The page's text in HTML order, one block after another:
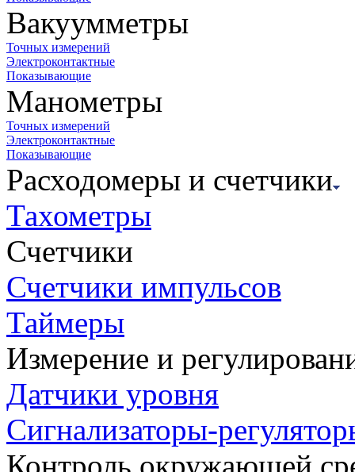
Вакуумметры
Точных измерений
Электроконтактные
Показывающие
Манометры
Точных измерений
Электроконтактные
Показывающие
Расходомеры и счетчики
Тахометры
Счетчики
Счетчики импульсов
Таймеры
Измерение и
Датчики уровня
Сигнализаторы-